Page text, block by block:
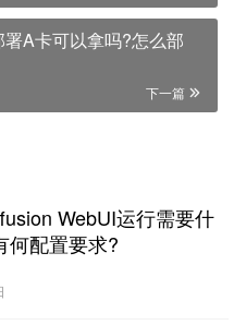
A卡可以拿吗?怎么部
下一篇
WebUI运行需要什
何配置要求?